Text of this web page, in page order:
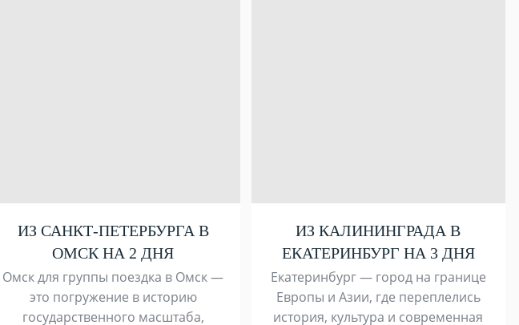
ИЗ САНКТ-ПЕТЕРБУРГА В
ОМСК НА 2 ДНЯ
Омск для группы поездка в Омск —
это погружение в историю
государственного масштаба,
ИЗ КАЛИНИНГРАДА В
ЕКАТЕРИНБУРГ НА 3 ДНЯ
Екатеринбург — город на границе
Европы и Азии, где переплелись
история, культура и современная